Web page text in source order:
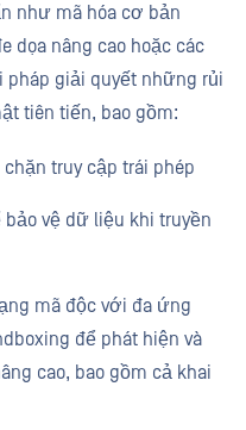
như mã hóa cơ bản
dọa nâng cao hoặc các
pháp giải quyết những rủi
tiên tiến, bao gồm:
truy cập trái phép
bảo vệ dữ liệu khi truyền
mã độc với đa ứng
để phát hiện và
cao, bao gồm cả khai